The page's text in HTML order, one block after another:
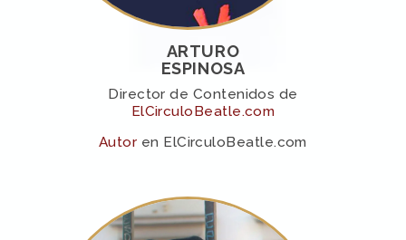
ARTURO
ESPINOSA
Director de Contenidos de
ElCirculoBeatle.com
Autor en ElCirculoBeatle.com